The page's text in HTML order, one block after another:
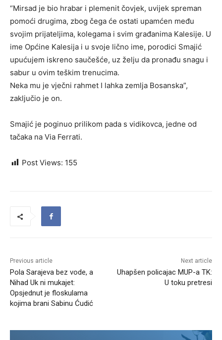
“Mirsad je bio hrabar i plemenit čovjek, uvijek spreman
pomoći drugima, zbog čega će ostati upamćen među
svojim prijateljima, kolegama i svim građanima Kalesije. U
ime Općine Kalesija i u svoje lično ime, porodici Smajić
upućujem iskreno saučešće, uz želju da pronađu snagu i
sabur u ovim teškim trenucima.
Neka mu je vječni rahmet I lahka zemlja Bosanska”,
zaključio je on.
Smajić je poginuo prilikom pada s vidikovca, jedne od
tačaka na Via Ferrati.
Post Views: 155
Previous article
Pola Sarajeva bez vode, a
Nihad Uk ni mukajet:
Opsjednut je floskulama
kojima brani Sabinu Ćudić
Next article
Uhapšen policajac MUP-a TK:
U toku pretresi